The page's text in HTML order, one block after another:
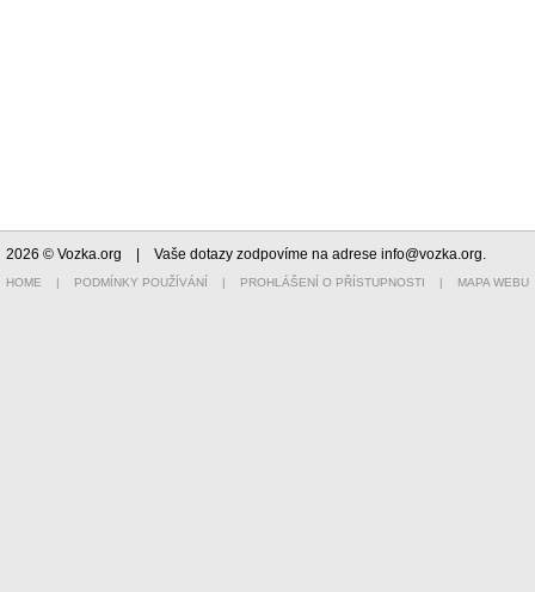
2026 © Vozka.org | Vaše dotazy zodpovíme na adrese info@vozka.org.
HOME | PODMÍNKY POUŽÍVÁNÍ | PROHLÁŠENÍ O PŘÍSTUPNOSTI | MAPA WEBU